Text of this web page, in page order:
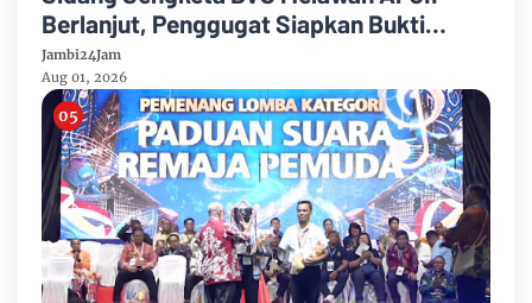
Berlanjut, Penggugat Siapkan Bukti
Dugaan Pelanggaran Konstitusi
Organisasi
Jambi24Jam
Aug 01, 2026